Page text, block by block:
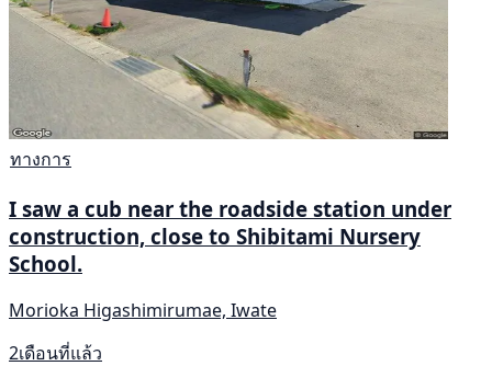
ทางการ
I saw a cub near the roadside station under
construction, close to Shibitami Nursery
School.
Morioka Higashimirumae, Iwate
2เดือนที่แล้ว